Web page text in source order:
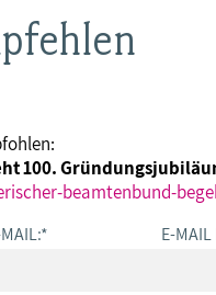
100.
beamtenbund-
* E-MAIL